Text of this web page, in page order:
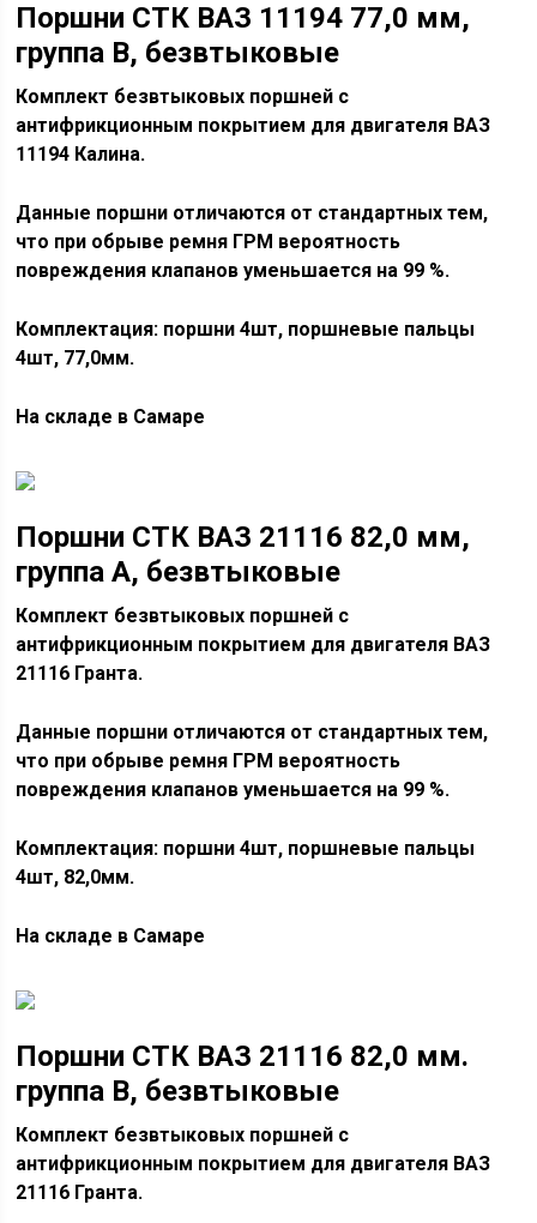
Поршни СТК ВАЗ 11194 77,0 мм,
группа B, безвтыковые
Комплект безвтыковых поршней с
антифрикционным покрытием для двигателя ВАЗ
11194 Калина.
Данные поршни отличаются от стандартных тем,
что при обрыве ремня ГРМ вероятность
повреждения клапанов уменьшается на 99 %.
Комплектация: поршни 4шт, поршневые пальцы
4шт, 77,0мм.
На складе в Самаре
Поршни СТК ВАЗ 21116 82,0 мм,
группа А, безвтыковые
Комплект безвтыковых поршней с
антифрикционным покрытием для двигателя ВАЗ
21116 Гранта.
Данные поршни отличаются от стандартных тем,
что при обрыве ремня ГРМ вероятность
повреждения клапанов уменьшается на 99 %.
Комплектация: поршни 4шт, поршневые пальцы
4шт, 82,0мм.
На складе в Самаре
Поршни СТК ВАЗ 21116 82,0 мм.
группа В, безвтыковые
Комплект безвтыковых поршней с
антифрикционным покрытием для двигателя ВАЗ
21116 Гранта.